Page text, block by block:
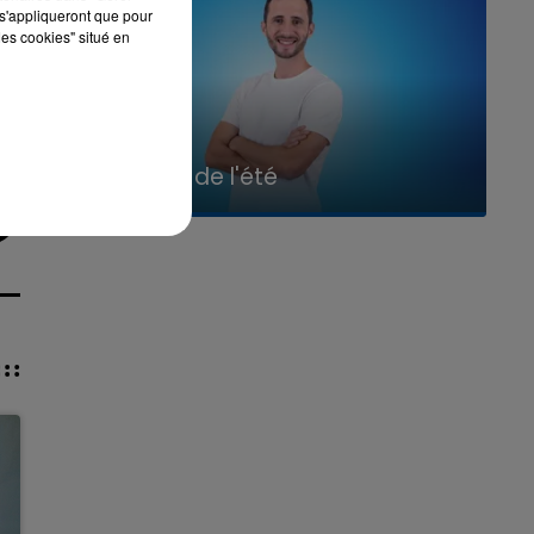
La Team de l'été
que pour
cookies" situé en